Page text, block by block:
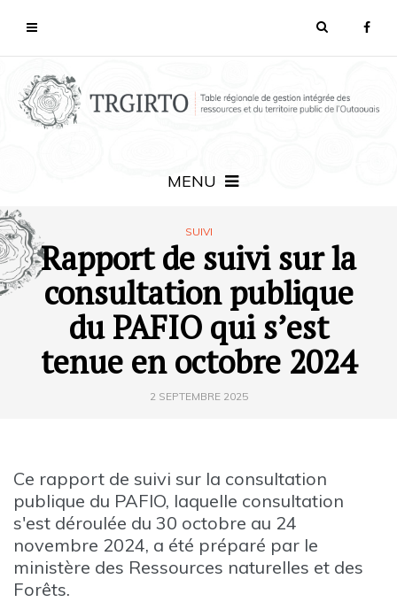
MENU
SUIVI
Rapport de suivi sur la
consultation publique
du PAFIO qui s’est
tenue en octobre 2024
2 SEPTEMBRE 2025
Ce rapport de suivi sur la consultation
publique du PAFIO, laquelle consultation
s'est déroulée du 30 octobre au 24
novembre 2024, a été préparé par le
ministère des Ressources naturelles et des
Forêts.